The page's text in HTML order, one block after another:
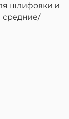
шлифовки и
средние/